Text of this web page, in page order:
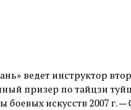
ведет инструктор
призер по тайцзи
искусств 2007 г.